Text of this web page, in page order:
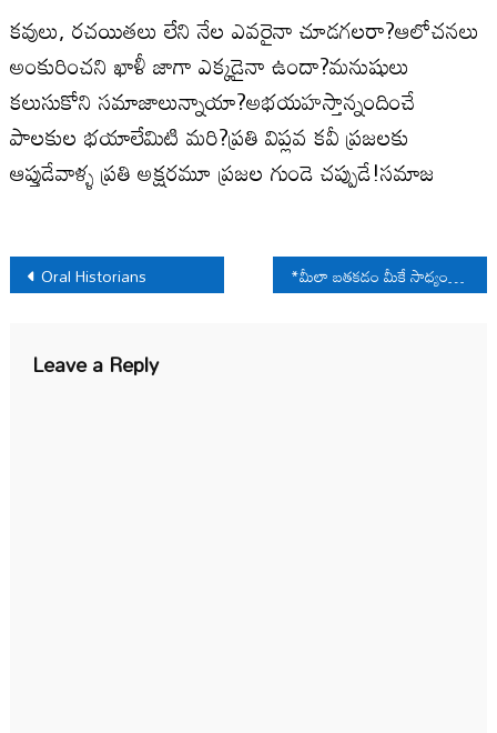
కవులు, రచయితలు లేని నేల ఎవరైనా చూడగలరా?ఆలోచనలు
అంకురించని ఖాళీ జాగా ఎక్కడైనా ఉందా?మనుషులు
కలుసుకోని సమాజాలున్నాయా?అభయహస్తాన్నందించే
పాలకుల భయాలేమిటి మరి?ప్రతి విప్లవ కవీ ప్రజలకు
ఆప్తుడేవాళ్ళ ప్రతి అక్షరమూ ప్రజల గుండె చప్పుడే!సమాజ
Post
navigation
Oral Historians *మీలా బ‌త‌క‌డం మీకే సాధ్యం*
Leave a Reply